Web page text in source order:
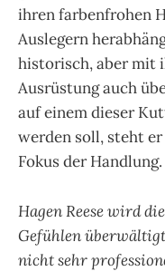
ihren farbenfrohen
Auslegern
historisch, aber mit
Ausrüstung auch
auf einem dieser
werden soll, steht
Fokus der Handlung.
Hagen Reese wird
Gefühlen
nicht sehr